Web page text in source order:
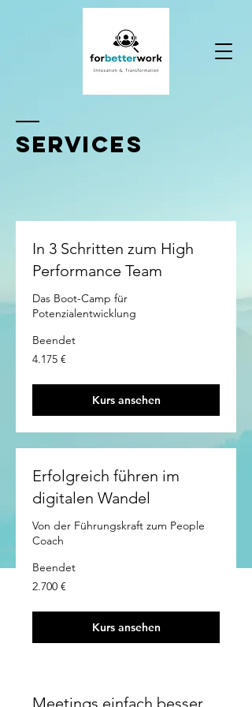
Services
In 3 Schritten zum High
Performance Team
Das Boot-Camp für
Potenzialentwicklung
Beendet
4.175
euro
4.175 €
Kurs ansehen
Erfolgreich führen im
digitalen Wandel
Von der Führungskraft zum People
Coach
Beendet
2.700
euro
2.700 €
Kurs ansehen
Meetings einfach besser